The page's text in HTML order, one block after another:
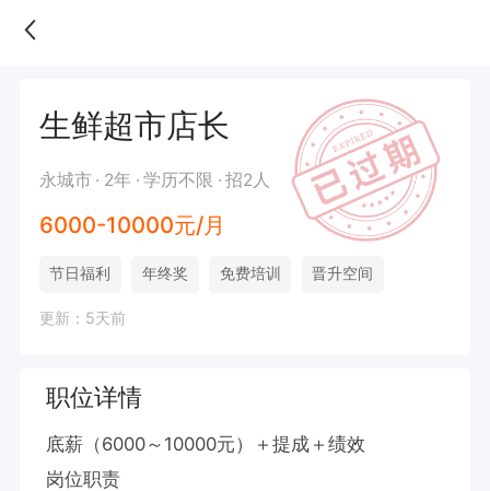
生鲜超市店长
永城市 2年 学历不限 招2人
6000-10000元/月
节日福利 年终奖 免费培训 晋升空间
更新：5天前
职位详情
底薪（6000～10000元）＋提成＋绩效
岗位职责